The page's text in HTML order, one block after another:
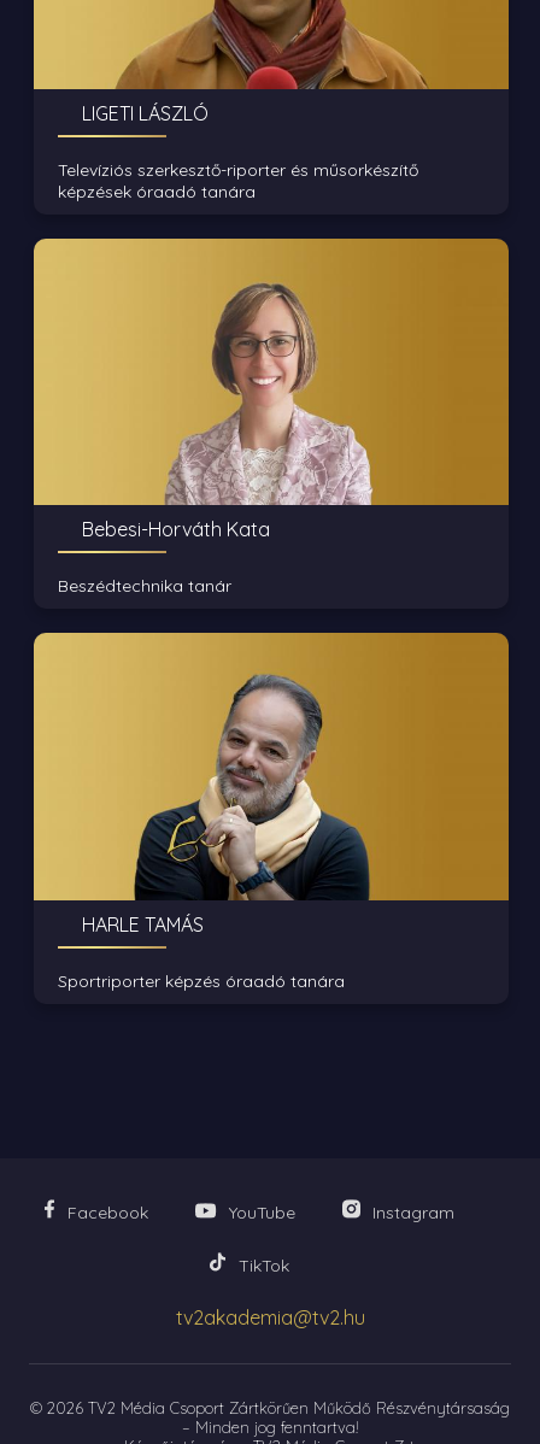
LIGETI LÁSZLÓ
Televíziós szerkesztő-riporter és műsorkészítő
képzések óraadó tanára
Bebesi-Horváth Kata
Beszédtechnika tanár
HARLE TAMÁS
Sportriporter képzés óraadó tanára
Facebook YouTube Instagram
TikTok
tv2akademia@tv2.hu
© 2026 TV2 Média Csoport Zártkörűen Működő Részvénytársaság
– Minden jog fenntartva!